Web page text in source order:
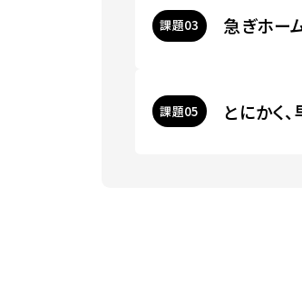
課題 急ぎホー
課題 とにかく